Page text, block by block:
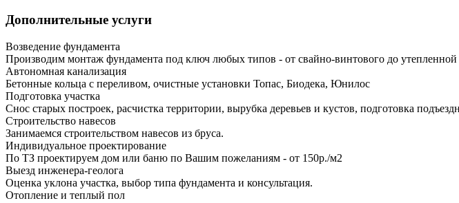
Дополнительные услуги
Возведение фундамента
Производим монтаж фундамента под ключ любых типов - от свайно-винтового до
Автономная канализация
Бетонные кольца с переливом, очистные установки Топас, Биодека, Юнилос
Подготовка участка
Снос старых построек, расчистка территории, вырубка деревьев и кустов, подготовка
Строительство навесов
Занимаемся строительством навесов из бруса.
Индивидуальное проектирование
По ТЗ проектируем дом или баню по Вашим пожеланиям - от 150р./м2
Выезд инженера-геолога
Оценка уклона участка, выбор типа фундамента и консультация.
Отопление и теплый пол